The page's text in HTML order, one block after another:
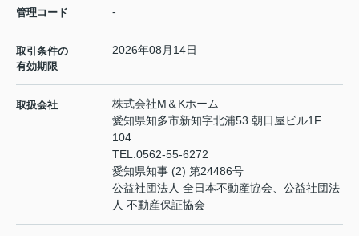
管理コード -
取引条件の
有効期限
2026年08月14日
取扱会社
株式会社M＆Kホーム
愛知県知多市新知字北浦53 朝日屋ビル1F
104
TEL:0562-55-6272
愛知県知事 (2) 第24486号
公益社団法人 全日本不動産協会、公益社団法
人 不動産保証協会